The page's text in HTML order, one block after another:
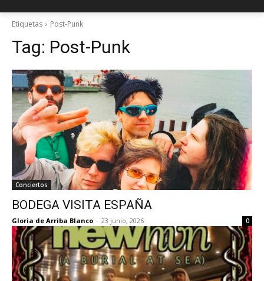
Etiquetas Post-Punk
Tag: Post-Punk
Conciertos
BODEGA VISITA ESPAÑA
Gloria de Arriba Blanco - 23 junio, 2026 0